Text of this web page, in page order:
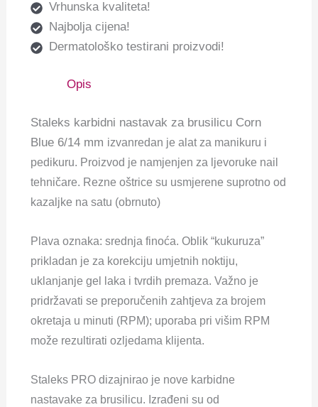
Vrhunska kvaliteta!
Najbolja cijena!
Dermatološko testirani proizvodi!
Opis
Staleks karbidni nastavak za brusilicu Corn
Blue 6/14 mm izvanredan je alat za manikuru i
pedikuru. Proizvod je namjenjen za ljevoruke nail
tehničare. Rezne oštrice su usmjerene suprotno od
kazaljke na satu (obrnuto)
Plava oznaka: srednja finoća. Oblik “kukuruza”
prikladan je za korekciju umjetnih noktiju,
uklanjanje gel laka i tvrdih premaza. Važno je
pridržavati se preporučenih zahtjeva za brojem
okretaja u minuti (RPM); uporaba pri višim RPM
može rezultirati ozljedama klijenta.
Staleks PRO dizajnirao je nove karbidne
nastavake za brusilicu. Izrađeni su od